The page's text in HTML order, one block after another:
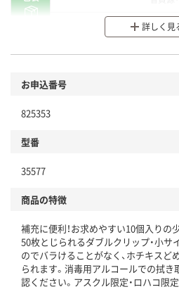
分別・リサイ
本体
仕組
この商品の環境配慮ポイントです。下
アスクル商品環境スコア詳細／加点
詳しく見
お申込番号
825353
型番
35577
商品の特徴
補充に便利！お求めやすい10個入りの
50枚とじられるダブルクリップ・小サ
のでバラけることがなく、ホチキスど
られます。消毒用アルコールでの拭き
認ください。アスクル限定・ロハコ限定